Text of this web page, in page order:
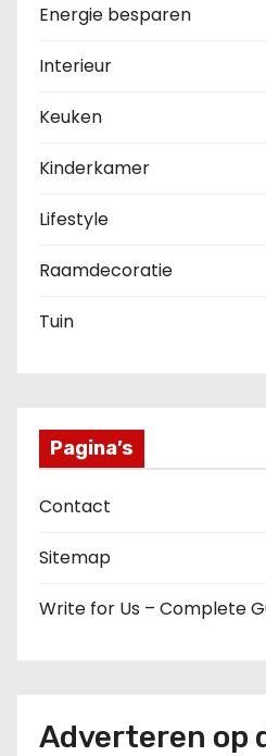
Energie besparen
Interieur
Keuken
Kinderkamer
Lifestyle
Raamdecoratie
Tuin
Pagina’s
Contact
Sitemap
Write for Us – Complete
Adverteren op